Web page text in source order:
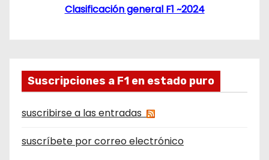
Clasificación general F1 ~2024
Suscripciones a F1 en estado puro
suscribirse a las entradas
suscríbete por correo electrónico